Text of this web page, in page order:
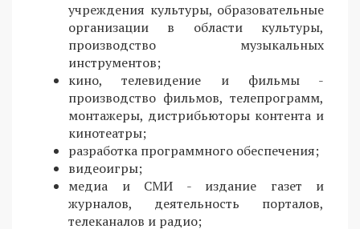
учреждения культуры, образовательные
организации в области культуры,
производство музыкальных
инструментов;
кино, телевидение и фильмы -
производство фильмов, телепрограмм,
монтажеры, дистрибьюторы контента и
кинотеатры;
разработка программного обеспечения;
видеоигры;
медиа и СМИ - издание газет и
журналов, деятельность порталов,
телеканалов и радио;